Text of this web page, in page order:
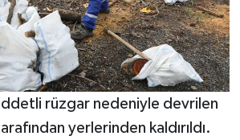
rüzgar nedeniyle devrilen
yerlerinden kaldırıldı.